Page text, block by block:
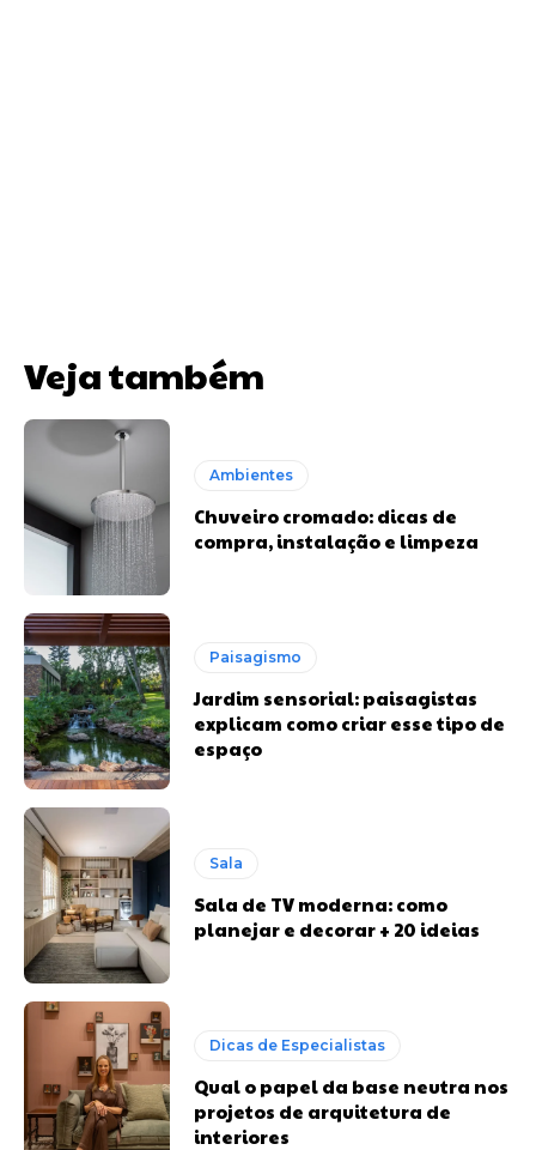
Veja também
Ambientes
Chuveiro cromado: dicas de
compra, instalação e limpeza
Paisagismo
Jardim sensorial: paisagistas
explicam como criar esse tipo de
espaço
Sala
Sala de TV moderna: como
planejar e decorar + 20 ideias
Dicas de Especialistas
Qual o papel da base neutra nos
projetos de arquitetura de
interiores